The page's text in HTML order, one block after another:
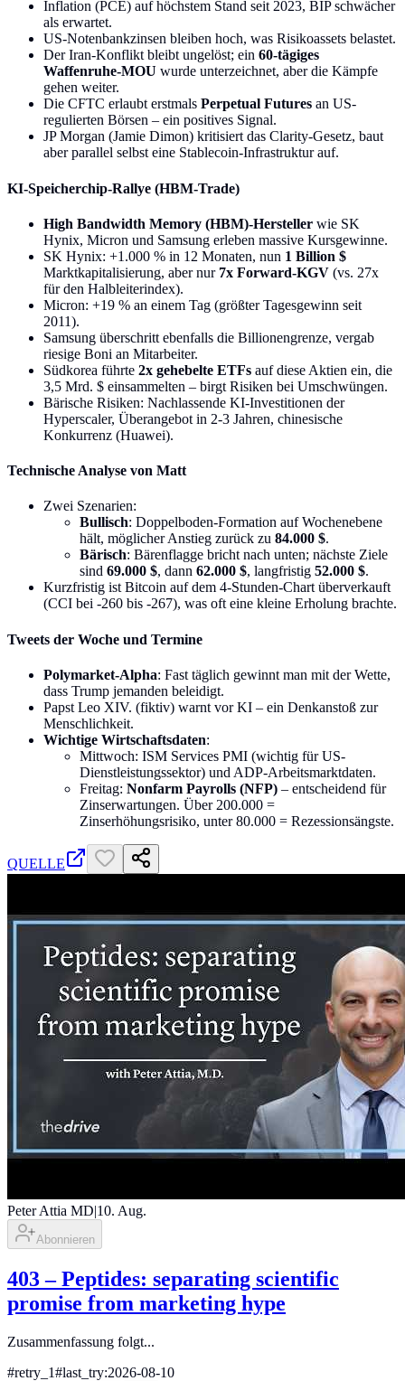
Inflation (PCE) auf höchstem Stand seit 2023, BIP schwächer
als erwartet.
US-Notenbankzinsen bleiben hoch, was Risikoassets belastet.
Der Iran-Konflikt bleibt ungelöst; ein 60-tägiges
Waffenruhe-MOU wurde unterzeichnet, aber die Kämpfe
gehen weiter.
Die CFTC erlaubt erstmals Perpetual Futures an US-
regulierten Börsen – ein positives Signal.
JP Morgan (Jamie Dimon) kritisiert das Clarity-Gesetz, baut
aber parallel selbst eine Stablecoin-Infrastruktur auf.
KI-Speicherchip-Rallye (HBM-Trade)
High Bandwidth Memory (HBM)-Hersteller wie SK
Hynix, Micron und Samsung erleben massive Kursgewinne.
SK Hynix: +1.000 % in 12 Monaten, nun 1 Billion $
Marktkapitalisierung, aber nur 7x Forward-KGV (vs. 27x
für den Halbleiterindex).
Micron: +19 % an einem Tag (größter Tagesgewinn seit
2011).
Samsung überschritt ebenfalls die Billionengrenze, vergab
riesige Boni an Mitarbeiter.
Südkorea führte 2x gehebelte ETFs auf diese Aktien ein, die
3,5 Mrd. $ einsammelten – birgt Risiken bei Umschwüngen.
Bärische Risiken: Nachlassende KI-Investitionen der
Hyperscaler, Überangebot in 2-3 Jahren, chinesische
Konkurrenz (Huawei).
Technische Analyse von Matt
Zwei Szenarien:
Bullisch: Doppelboden-Formation auf Wochenebene
hält, möglicher Anstieg zurück zu 84.000 $.
Bärisch: Bärenflagge bricht nach unten; nächste Ziele
sind 69.000 $, dann 62.000 $, langfristig 52.000 $.
Kurzfristig ist Bitcoin auf dem 4-Stunden-Chart überverkauft
(CCI bei -260 bis -267), was oft eine kleine Erholung brachte.
Tweets der Woche und Termine
Polymarket-Alpha: Fast täglich gewinnt man mit der Wette,
dass Trump jemanden beleidigt.
Papst Leo XIV. (fiktiv) warnt vor KI – ein Denkanstoß zur
Menschlichkeit.
Wichtige Wirtschaftsdaten:
Mittwoch: ISM Services PMI (wichtig für US-
Dienstleistungssektor) und ADP-Arbeitsmarktdaten.
Freitag: Nonfarm Payrolls (NFP) – entscheidend für
Zinserwartungen. Über 200.000 =
Zinserhöhungsrisiko, unter 80.000 = Rezessionsängste.
QUELLE
Peter Attia MD|10. Aug.
Abonnieren
403 ‒ Peptides: separating scientific
promise from marketing hype
Zusammenfassung folgt...
#retry_1#last_try:2026-08-10